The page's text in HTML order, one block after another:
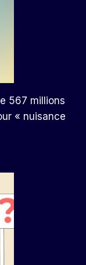
567 millions
« nuisance